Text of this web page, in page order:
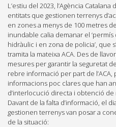
L’estiu del 2023, l’Agència Catalana
entitats que gestionen terrenys
en zones a menys de 100 metres
inundable calia demanar el
hidràulic i en zona de policia’, que
tramita la mateixa ACA. Des de
mesures per garantir la seguretat
rebre informació per part de l’ACA,
informacions poc clares que han
d’interlocució directa i obtenció de
Davant de la falta d’informació, el
gestionen terrenys van posar a
de la situació: